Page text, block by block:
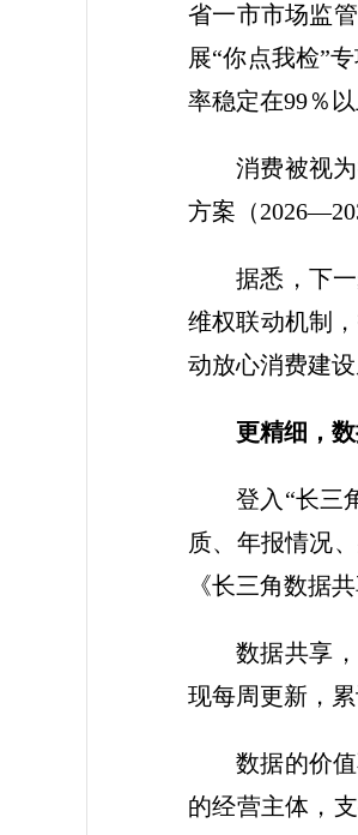
省一市市场监
展“你点我检”
率稳定在99％以
消费被视
方案（
据悉，下
维权联动机制
动放心消费建
更精细，
登入“长三
质、年报情况
《长三角数据
数据共享
现每周更新，
数据的价
的经营主体，